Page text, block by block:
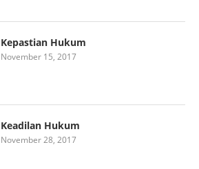
Kepastian Hukum
November 15, 2017
Keadilan Hukum
November 28, 2017